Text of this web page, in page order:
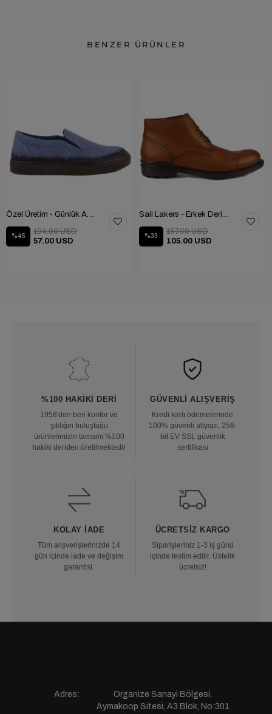
BENZER ÜRÜNLER
%45
57.00 USD
104.00 USD
%33
105.00 USD
157.00 USD
%100 HAKIKI DERI
1958'den beri konfor ve
şıklığın buluştuğu
ürünlerimizin tamamı %100
hakiki deriden üretilmektedir
GÜVENLI ALIŞVERIŞ
Kredi kartı ödemelerinde
100% güvenli altyapı, 256-
bit EV SSL güvenlik
sertifikası
KOLAY İADE
Tüm alışverişlerinizde 14
gün içinde iade ve değişim
garantisi.
ÜCRETSIZ KARGO
Siparişleriniz 1-3 iş günü
içinde teslim edilir. Üstelik
ücretsiz!
Adres:
Organize Sanayi Bölgesi,
Aymakoop Sitesi, A3 Blok, No:301